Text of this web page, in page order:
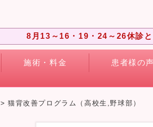
8月13～16・19・24～26休診と
施術・料金 患者様の声
> 猫背改善プログラム（高校生,野球部）